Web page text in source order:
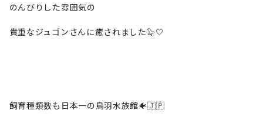
のんびりした雰囲気の
貴重なジュゴンさんに癒されました🦭🤍
飼育種類数も日本一の鳥羽水族館🐠🇯🇵